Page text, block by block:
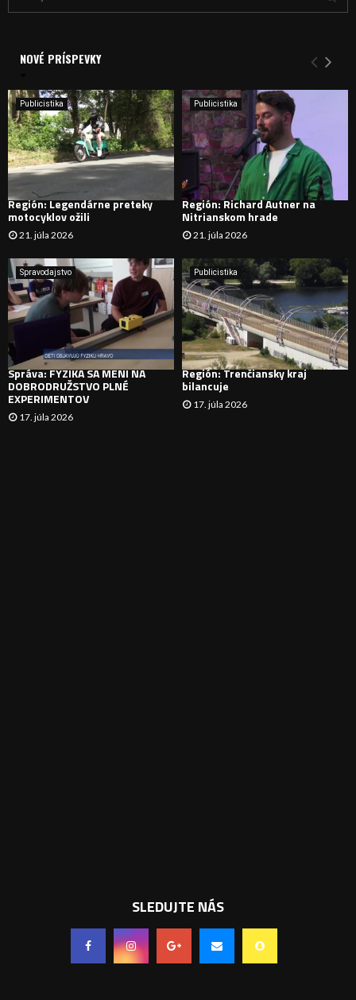
i
e
:
Y
H
D
A
N
I
NOVÉ PRÍSPEVKY
Publicistika
Región: Legendárne preteky
motocyklov ožili
21. júla 2026
Publicistika
Región: Richard Autner na
Nitrianskom hrade
21. júla 2026
Spravodajstvo
Správa: FYZIKA SA MENÍ NA
DOBRODRUŽSTVO PLNÉ
EXPERIMENTOV
17. júla 2026
Publicistika
Región: Trenčiansky kraj
bilancuje
17. júla 2026
SLEDUJTE NÁS